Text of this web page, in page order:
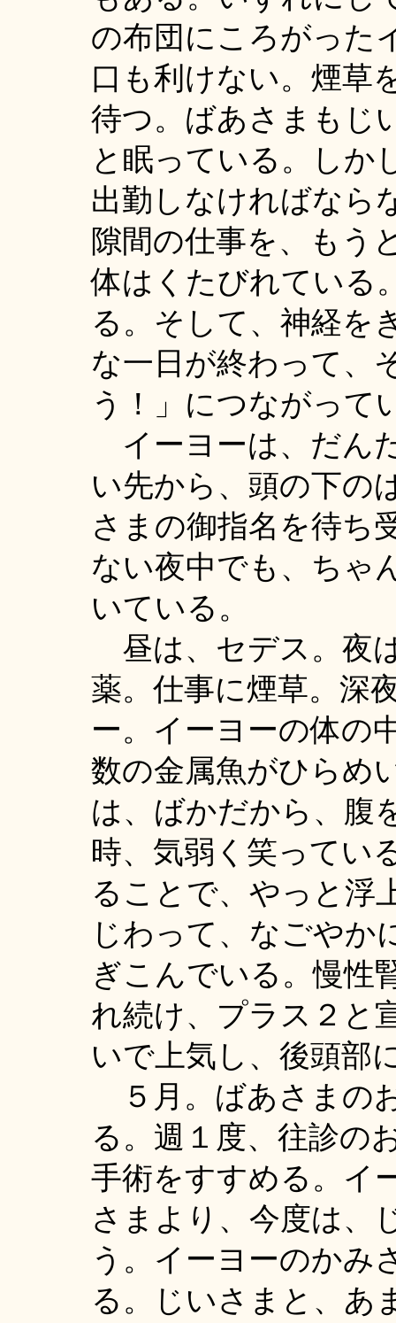
の布団にころがった
口も利けない。煙草
待つ。ばあさまもじ
と眠っている。しか
出勤しなければなら
隙間の仕事を、もう
体はくたびれている
る。そして、神経を
な一日が終わって、
う！」につながって
イーヨーは、だん
い先から、頭の下の
さまの御指名を待ち
ない夜中でも、ちゃ
いている。
昼は、セデス。夜
薬。仕事に煙草。深
ー。イーヨーの体の
数の金属魚がひらめ
は、ばかだから、腹
時、気弱く笑って
ることで、やっと浮
じわって、なごやか
ぎこんでいる。慢性
れ続け、プラス２と
いで上気し、後頭部
５月。ばあさまの
る。週１度、往診の
手術をすすめる。イ
さまより、今度は、
う。イーヨーのかみ
る。じいさまと、あ